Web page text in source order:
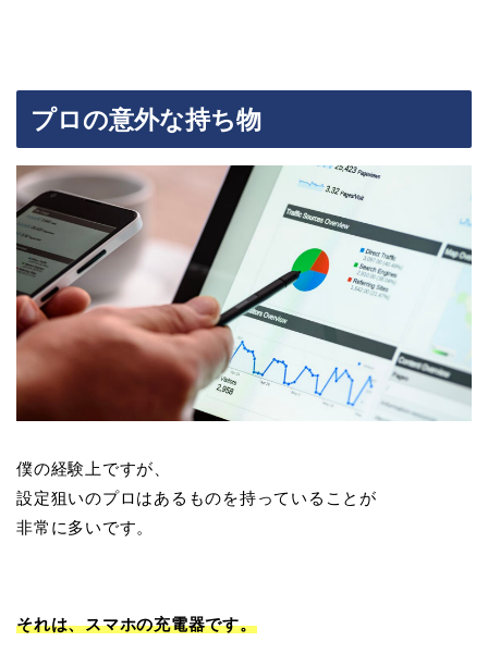
プロの意外な持ち物
僕の経験上ですが、
設定狙いのプロはあるものを持っていることが
非常に多いです。
それは、スマホの充電器です。